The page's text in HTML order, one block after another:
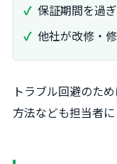
保証期間を過
他社が改修・
トラブル回避のた
方法なども担当者に